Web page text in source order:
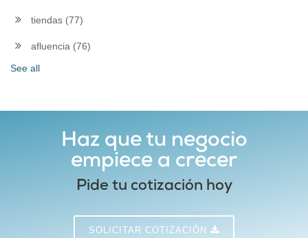
tiendas (77)
afluencia (76)
See all
Haz que tu negocio
empiece a crecer
Pide tu cotización hoy
SOLICITAR COTIZACIÓN